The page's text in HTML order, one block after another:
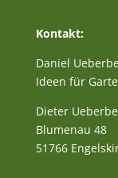
Kontakt:
Daniel
Ideen für
Dieter
Blumenau 48
51766